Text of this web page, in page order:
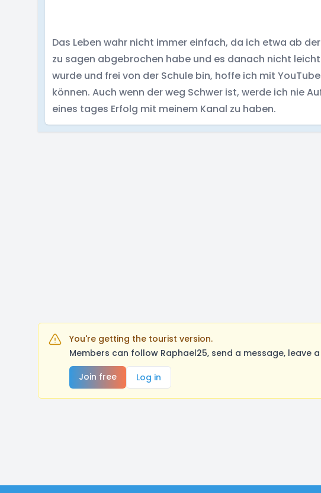
Das Leben wahr nicht immer einfach, da ich etwa ab
zu sagen abgebrochen habe und es danach nicht leicht
wurde und frei von der Schule bin, hoffe ich mit
können. Auch wenn der weg Schwer ist, werde ich nie
eines tages Erfolg mit meinem Kanal zu haben.
You're getting the tourist version.
Members can follow Raphael25, send a message,
Join free
Log in